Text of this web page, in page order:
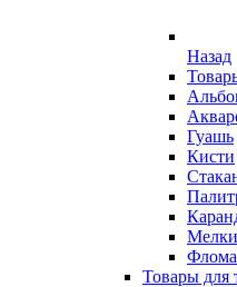
Назад
Гуашь
Кисти
Товары для